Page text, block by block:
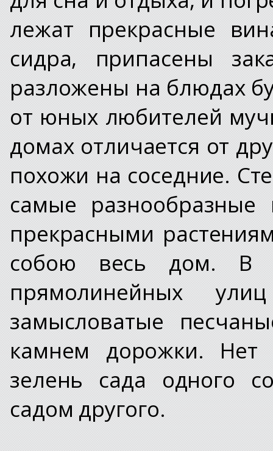
лежат прекрасные
сидра, припасены
разложены на блюдах
от юных любителей
домах отличается от
похожи на соседние.
самые
прекрасными
собою весь дом. В
прямолинейных
замысловатые
камнем дорожки. Нет
зелень сада одного
садом другого.